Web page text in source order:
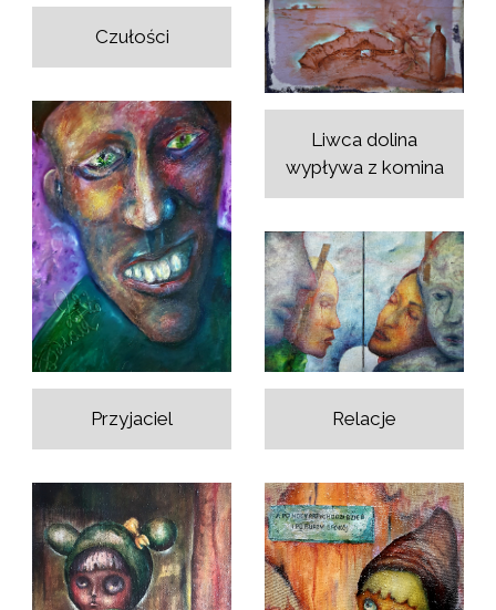
Czułości
Liwca dolina
wypływa z komina
Przyjaciel Relacje